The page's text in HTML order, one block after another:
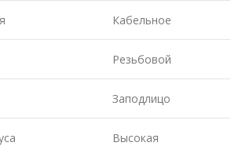
Кабельное
Резьбовой
Заподлицо
Высокая